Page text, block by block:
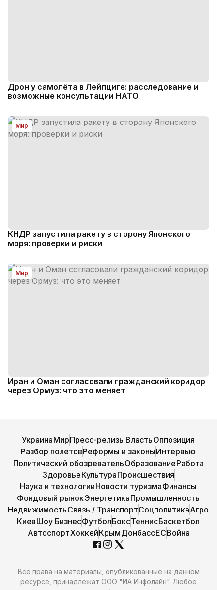
Дрон у самолёта в Лейпциге: расследование и
возможные консультации НАТО
Мир
КНДР запустила ракету в сторону Японского
моря: проверки и риски
Мир
Иран и Оман согласовали гражданский коридор
через Ормуз: что это меняет
УкраинаМирПресс-релизыВластьОппозиция
Разбор полетовРеформы и законыИнтервью
Политический обозревательОбразованиеРабота
ЗдоровьеКультураПроисшествия
Наука и технологииНовости туризмаФинансы
Фондовый рынокЭнергетикаПромышленность
НедвижимостьСвязь / ТранспортСоцполитикаАгро
КиевШоу БизнесФутболБоксТеннисБаскетбол
АвтоспортХоккейКрымДонбассЕСВойна
Все права на материалы, опубликованные на данном
ресурсе, принадлежат ООО "ИА Инфолайн". Любое